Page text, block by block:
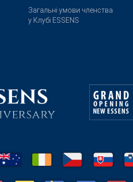
Загальні умови членства
у Клубі ESSENS